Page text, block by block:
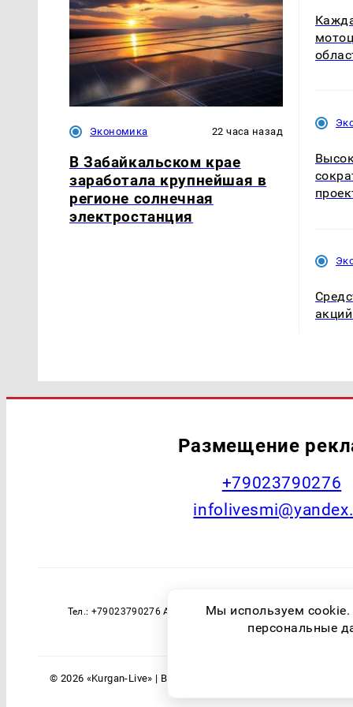
Экономика 22 часа назад
В Забайкальском крае
заработала крупнейшая в
регионе солнечная
электростанция
Размещение
+79023790276
Тел.: +79023790276 Адрес эл. почты:
технологий и
© 2026 «Kurgan-Live» | Все права защищены
Мы используем
персональные